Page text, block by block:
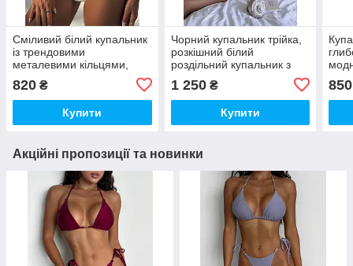
Сміливий білий купальник
із трендовими
металевими кільцями,
820 ₴
Купити
Чорний купальник трійка,
розкішний білий
роздільний купальник з
1 250₴
Купити
850
Акційні пропозиції та новинки